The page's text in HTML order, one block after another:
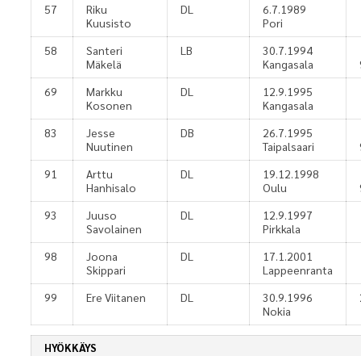
57
Riku
Kuusisto
DL
6.7.1989
Pori
58
Santeri
Mäkelä
LB
30.7.1994
Kangasala
69
Markku
Kosonen
DL
12.9.1995
Kangasala
83
Jesse
Nuutinen
DB
26.7.1995
Taipalsaari
91
Arttu
Hanhisalo
DL
19.12.1998
Oulu
93
Juuso
Savolainen
DL
12.9.1997
Pirkkala
98
Joona
Skippari
DL
17.1.2001
Lappeenranta
99
Ere Viitanen DL
30.9.1996
Nokia
HYÖKKÄYS